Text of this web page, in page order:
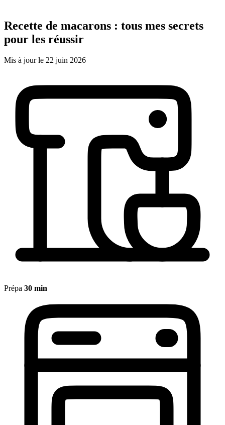
Recette de macarons : tous mes secrets
pour les réussir
Mis à jour le 22 juin 2026
Prépa 30 min